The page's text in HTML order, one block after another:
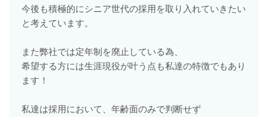
今後も積極的にシニア世代の採用を取り入れていきたい
と考えています。
また弊社では定年制を廃止している為、
希望する方には生涯現役が叶う点も私達の特徴でもあり
ます！
私達は採用において、年齢面のみで判断せず